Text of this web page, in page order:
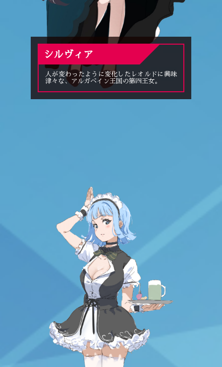
シルヴィア
人が変わったように変化したレオルドに興味
津々な、アルガベイン王国の第四王女。